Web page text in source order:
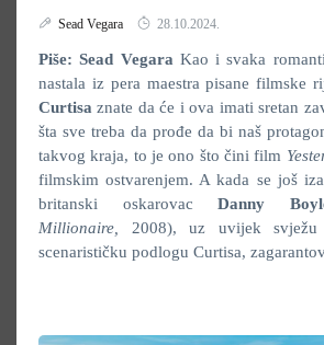
Sead Vegara 28.10.2024.
Piše: Sead Vegara Kao i svaka
nastala iz pera maestra pisane filmske
Curtisa znate da će i ova imati sretan
šta sve treba da prođe da bi naš
takvog kraja, to je ono što čini film
filmskim ostvarenjem. A kada se još
britanski oskarovac Danny
Millionaire, 2008), uz uvijek
scenarističku podlogu Curtisa,